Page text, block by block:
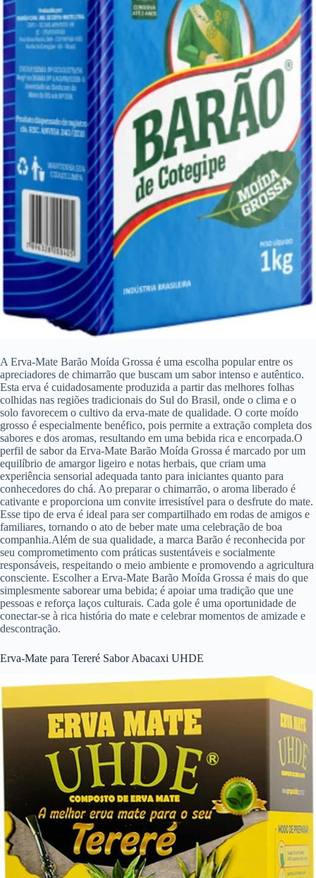
A Erva-Mate Barão Moída Grossa é uma escolha popular entre os
apreciadores de chimarrão que buscam um sabor intenso e autêntico.
Esta erva é cuidadosamente produzida a partir das melhores folhas
colhidas nas regiões tradicionais do Sul do Brasil, onde o clima e o
solo favorecem o cultivo da erva-mate de qualidade. O corte moído
grosso é especialmente benéfico, pois permite a extração completa dos
sabores e dos aromas, resultando em uma bebida rica e encorpada.O
perfil de sabor da Erva-Mate Barão Moída Grossa é marcado por um
equilíbrio de amargor ligeiro e notas herbais, que criam uma
experiência sensorial adequada tanto para iniciantes quanto para
conhecedores do chá. Ao preparar o chimarrão, o aroma liberado é
cativante e proporciona um convite irresistível para o desfrute do mate.
Esse tipo de erva é ideal para ser compartilhado em rodas de amigos e
familiares, tornando o ato de beber mate uma celebração de boa
companhia.Além de sua qualidade, a marca Barão é reconhecida por
seu comprometimento com práticas sustentáveis e socialmente
responsáveis, respeitando o meio ambiente e promovendo a agricultura
consciente. Escolher a Erva-Mate Barão Moída Grossa é mais do que
simplesmente saborear uma bebida; é apoiar uma tradição que une
pessoas e reforça laços culturais. Cada gole é uma oportunidade de
conectar-se à rica história do mate e celebrar momentos de amizade e
descontração.
Erva-Mate para Tereré Sabor Abacaxi UHDE